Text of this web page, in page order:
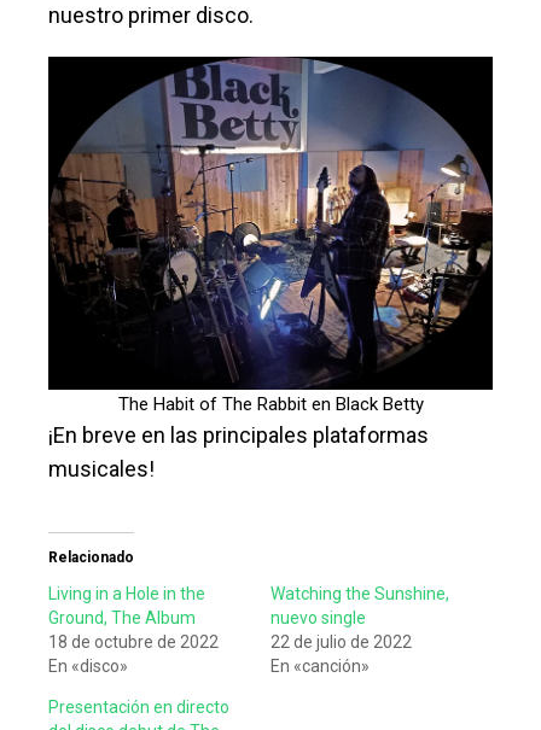
nuestro primer disco.
The Habit of The Rabbit en Black Betty
¡En breve en las principales plataformas
musicales!
Relacionado
Living in a Hole in the
Ground, The Album
18 de octubre de 2022
En «disco»
Watching the Sunshine,
nuevo single
22 de julio de 2022
En «canción»
Presentación en directo